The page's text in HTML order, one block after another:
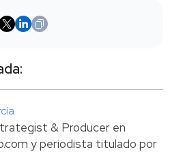
& Producer en
y periodista titulado por